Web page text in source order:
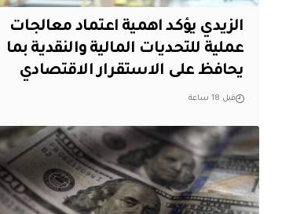
الزيدي يؤكد اهمية اعتماد معالجات
عملية للتحديات المالية والنقدية بما
يحافظ على الاستقرار الاقتصادي
قبل 18 ساعة